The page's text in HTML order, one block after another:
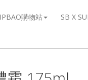
購物站 SB X